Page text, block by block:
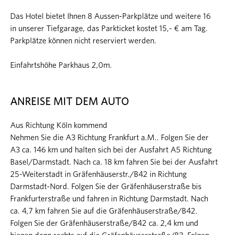
Das Hotel bietet Ihnen 8 Aussen-Parkplätze und weitere 16
in unserer Tiefgarage, das Parkticket kostet 15,- € am Tag.
Parkplätze können nicht reserviert werden.
Einfahrtshöhe Parkhaus 2,0m.
ANREISE MIT DEM AUTO
Aus Richtung Köln kommend
Nehmen Sie die A3 Richtung Frankfurt a.M.. Folgen Sie der
A3 ca. 146 km und halten sich bei der Ausfahrt A5 Richtung
Basel/Darmstadt. Nach ca. 18 km fahren Sie bei der Ausfahrt
25-Weiterstadt in Gräfenhäuserstr./B42 in Richtung
Darmstadt-Nord. Folgen Sie der Gräfenhäuserstraße bis
Frankfurterstraße und fahren in Richtung Darmstadt. Nach
ca. 4,7 km fahren Sie auf die Gräfenhäuserstraße/B42.
Folgen Sie der Gräfenhäuserstraße/B42 ca. 2,4 km und